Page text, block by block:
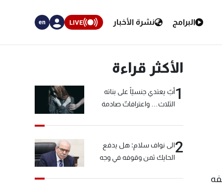
البرامج نشرة الأخبار LIVE
en
الأكثر قراءة
1أبٌ يعتدي جنسيّاً على بناته
الثلاث… واعترافاتٌ صادمة
2الى نواف سلام: هل يدفع
الحايك ثمن وقوفه في وجه